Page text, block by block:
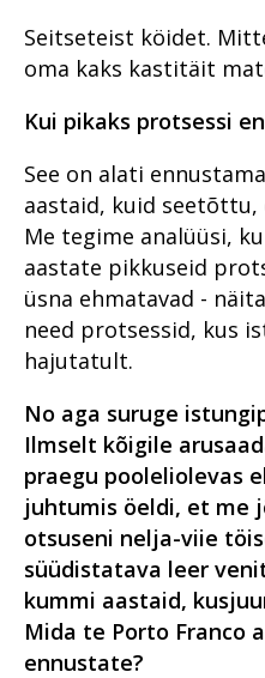
Seitseteist köidet.
oma kaks kastitäit
Kui pikaks protsessi
See on alati
aastaid, kuid seetõttu,
Me tegime analüüsi,
aastate pikkuseid
üsna ehmatavad -
need protsessid, kus
hajutatult.
No aga suruge
Ilmselt kõigile
praegu pooleliolevas
juhtumis öeldi, et me
otsuseni nelja-viie
süüdistatava leer
kummi aastaid,
Mida te Porto Franco
ennustate?